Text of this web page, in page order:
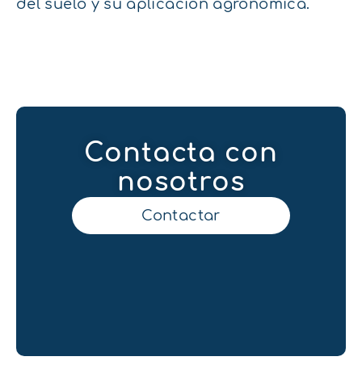
del suelo y su aplicación agronómica.
Contacta con
nosotros
Contactar